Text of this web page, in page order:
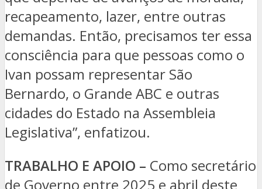
recapeamento, lazer, entre outras
demandas. Então, precisamos ter essa
consciência para que pessoas como o
Ivan possam representar São
Bernardo, o Grande ABC e outras
cidades do Estado na Assembleia
Legislativa”, enfatizou.
TRABALHO E APOIO – Como secretário
de Governo entre 2025 e abril deste